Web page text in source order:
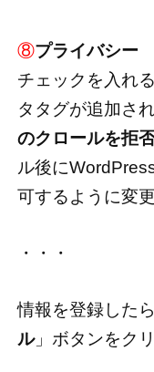
⑧プライバシー
チェックを入れ
タタグが追加され
のクロールを拒
ル後に
可するように変
・・・
情報を登録した
ル」ボタンをク